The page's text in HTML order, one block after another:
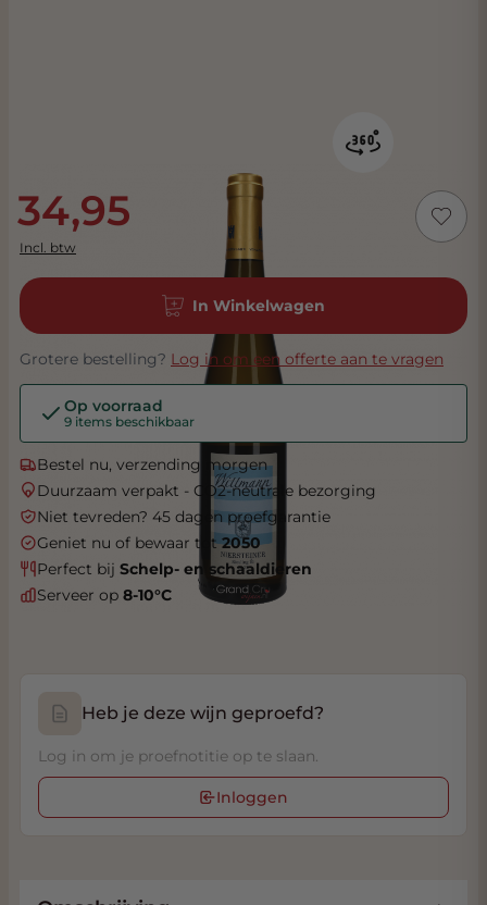
34,95
Incl. btw
In Winkelwagen
Grotere bestelling? Log in om een offerte aan te vragen
Op voorraad
9 items beschikbaar
Bestel nu, verzending morgen
Duurzaam verpakt - CO2-neutrale bezorging
Niet tevreden? 45 dagen proefgarantie
Geniet nu of bewaar tot2050
Perfect bij Schelp- en schaaldieren
Serveer op 8-10°C
Heb je deze wijn geproefd?
Log in om je proefnotitie op te slaan.
Inloggen